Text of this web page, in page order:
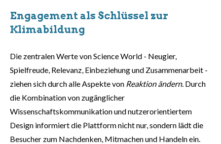
Engagement als Schlüssel zur
Klimabildung
Die zentralen Werte von Science World - Neugier,
Spielfreude, Relevanz, Einbeziehung und Zusammenarbeit -
ziehen sich durch alle Aspekte von Reaktion ändern. Durch
die Kombination von zugänglicher
Wissenschaftskommunikation und nutzerorientiertem
Design informiert die Plattform nicht nur, sondern lädt die
Besucher zum Nachdenken, Mitmachen und Handeln ein.